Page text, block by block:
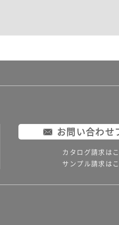
お問い合わせ
カタログ請求は
サンプル請求は